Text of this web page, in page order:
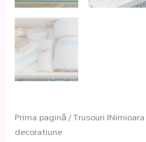
Prima pagină/Trusouri INimioara
decoratiune